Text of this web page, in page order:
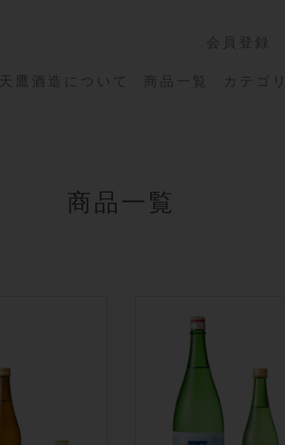
会員登録
天鷹酒造について 商品一覧 カテゴリ
商品一覧